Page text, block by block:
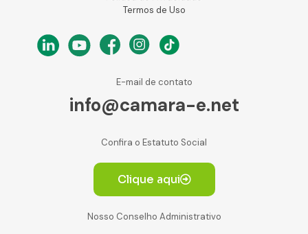
Termos de Uso
E-mail de contato
info@camara-e.net
Confira o Estatuto Social
Clique aqui
Nosso Conselho Administrativo